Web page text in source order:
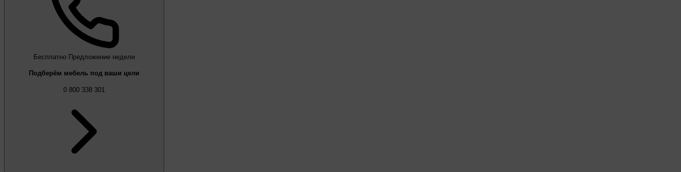
Бесплатно Предложение недели
Подберём мебель под ваши цели
0 800 338 301